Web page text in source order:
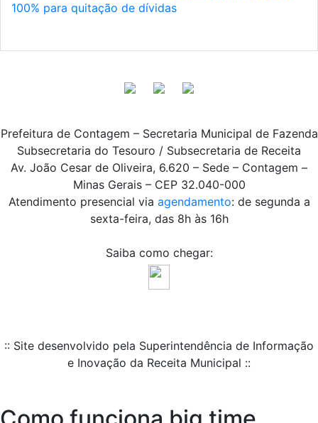
100% para quitação de dívidas
Prefeitura de Contagem – Secretaria Municipal de Fazenda
Subsecretaria do Tesouro / Subsecretaria de Receita
Av. João Cesar de Oliveira, 6.620 – Sede – Contagem –
Minas Gerais – CEP 32.040-000
Atendimento presencial via agendamento: de segunda a
sexta-feira, das 8h às 16h
Saiba como chegar:
:: Site desenvolvido pela Superintendência de Informação
e Inovação da Receita Municipal ::